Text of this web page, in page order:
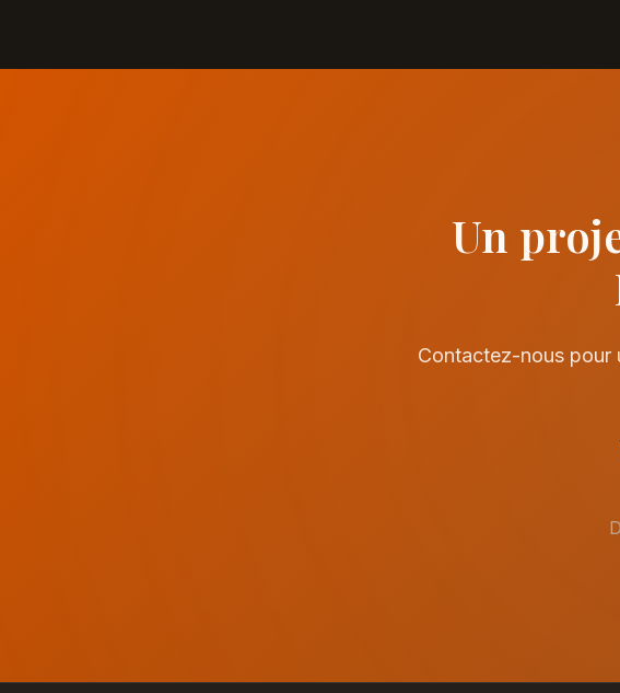
Un
Contactez-nous pour